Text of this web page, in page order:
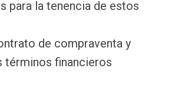
para la tenencia de estos
de compraventa y
términos financieros